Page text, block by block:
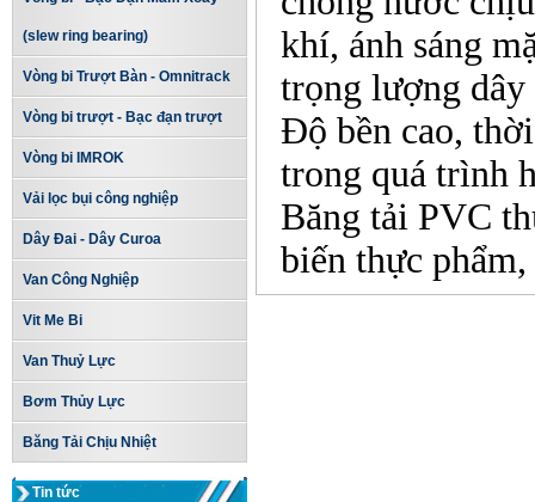
(slew ring bearing)
Vòng bi Trượt Bàn - Omnitrack
Vòng bi trượt - Bạc đạn trượt
Vòng bi IMROK
Vải lọc bụi công nghiệp
Dây Đai - Dây Curoa
Van Công Nghiệp
Vit Me Bi
Van Thuỷ Lực
Bơm Thủy Lực
Băng Tải Chịu Nhiệt
Tin tức
khí, ánh sáng
trọng lượng
Độ bền cao,
trong quá trình
Băng tải PVC
biến thực